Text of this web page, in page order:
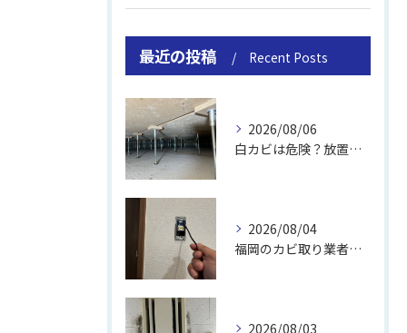
最近の投稿 Recent Posts
2026/08/06
白カビは危険？放置のリスクと取り方
2026/08/04
福岡のカビ取り業者おすすめの選び方と費用
2026/08/03